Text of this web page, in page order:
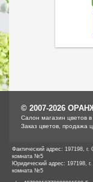
© 2007-2026
Cалон магазин цветов в
Заказ цветов, продажа
Фактический адрес: 197198,
комната №5
Юридический адрес: 197198,
комната №5